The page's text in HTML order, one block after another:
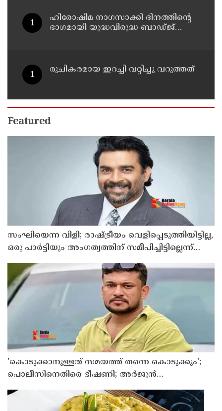
ഹിരോഷിമ നാഗസാക്കി ദിനത്തിന്റെ
ഭാഗമായി യുദ്ധവിരുദ്ധ ബാഡ്ജ്
രുചികരമായ ഇറച്ചി വറ്റിച്ചു വറുത്തത്
Featured
സംഘിയെന്ന വിളി; രാഷ്ട്രീയം വെളിപ്പെടുത്തിയിട്ടില്ല,
ഒരു പാര്‍ട്ടിയും അംഗത്വത്തിന് സമീപിച്ചിട്ടില്ലെന്ന്
ആര്‍ മാധവന്‍
'കൊടുക്കാനുള്ളത് സമയത്ത് തന്നെ കൊടുക്കും';
പൊലീസിനെതിരെ ഭീഷണി; അർജുൻ
ആയങ്കിക്കെതിരെ കേസെടുത്തു